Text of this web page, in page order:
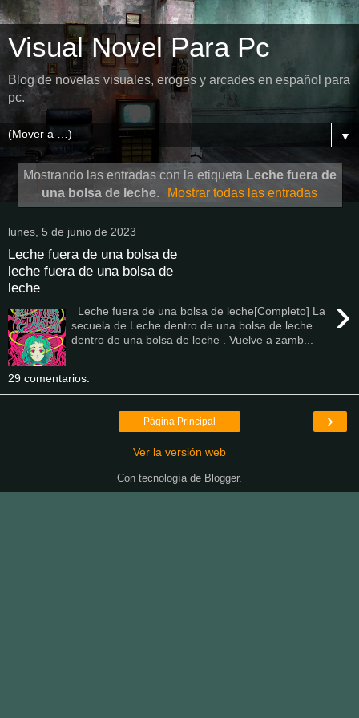
Visual Novel Para Pc
Blog de novelas visuales, eroges y arcades en español para
pc.
▼
Mostrando las entradas con la etiqueta Leche fuera de
una bolsa de leche. Mostrar todas las entradas
lunes, 5 de junio de 2023
Leche fuera de una bolsa de
leche fuera de una bolsa de
leche
›
Leche fuera de una bolsa de leche[Completo] La
secuela de Leche dentro de una bolsa de leche
dentro de una bolsa de leche . Vuelve a zamb...
29 comentarios:
›
Página Principal
Ver la versión web
Con tecnología de Blogger.